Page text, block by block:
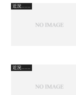
近況……
近況……